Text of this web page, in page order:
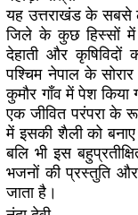
यह उत्तराखंड के सबसे
जिले के कुछ हिस्सों में
देहाती और कृषिविदों
पश्चिम नेपाल के
कुमौर गाँव में पेश किया
एक जीवित परंपरा के
में इसकी शैली को
बलि भी इस
भजनों की प्रस्तुति
जाता है।